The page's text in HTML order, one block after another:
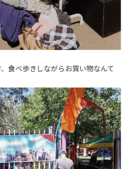
食べ歩きしながらお買い物なんて